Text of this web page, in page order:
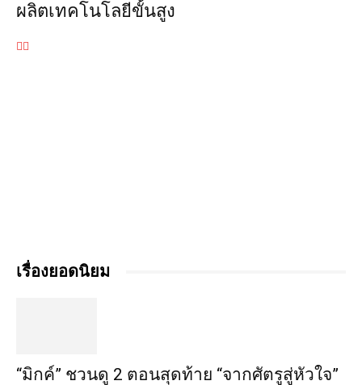
ผลิตเทคโนโลยีขั้นสูง
เรื่องยอดนิยม
“มิกค์” ชวนดู 2 ตอนสุดท้าย “จากศัตรูสู่หัวใจ”